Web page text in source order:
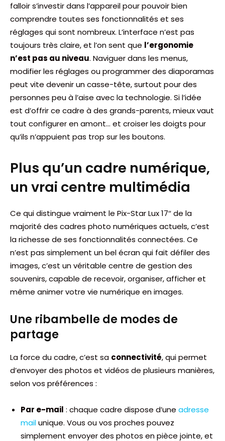
falloir s’investir dans l’appareil pour pouvoir bien
comprendre toutes ses fonctionnalités et ses
réglages qui sont nombreux. L’interface n’est pas
toujours très claire, et l’on sent que l’ergonomie
n’est pas au niveau. Naviguer dans les menus,
modifier les réglages ou programmer des diaporamas
peut vite devenir un casse-tête, surtout pour des
personnes peu à l’aise avec la technologie. Si l’idée
est d’offrir ce cadre à des grands-parents, mieux vaut
tout configurer en amont… et croiser les doigts pour
qu’ils n’appuient pas trop sur les boutons.
Plus qu’un cadre numérique,
un vrai centre multimédia
Ce qui distingue vraiment le Pix-Star Lux 17″ de la
majorité des cadres photo numériques actuels, c’est
la richesse de ses fonctionnalités connectées. Ce
n’est pas simplement un bel écran qui fait défiler des
images, c’est un véritable centre de gestion des
souvenirs, capable de recevoir, organiser, afficher et
même animer votre vie numérique en images.
Une ribambelle de modes de
partage
La force du cadre, c’est sa connectivité, qui permet
d’envoyer des photos et vidéos de plusieurs manières,
selon vos préférences :
Par e-mail : chaque cadre dispose d’une adresse
mailunique. Vous ou vos proches pouvez
simplement envoyer des photos en pièce jointe, et